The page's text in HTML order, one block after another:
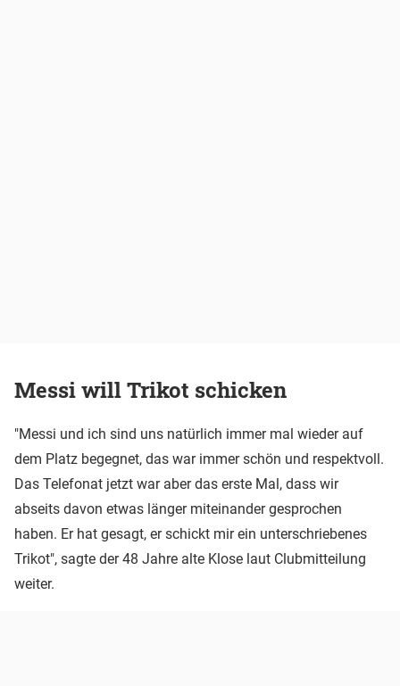
Messi will Trikot schicken
"Messi und ich sind uns natürlich immer mal wieder auf
dem Platz begegnet, das war immer schön und respektvoll.
Das Telefonat jetzt war aber das erste Mal, dass wir
abseits davon etwas länger miteinander gesprochen
haben. Er hat gesagt, er schickt mir ein unterschriebenes
Trikot", sagte der 48 Jahre alte Klose laut Clubmitteilung
weiter.